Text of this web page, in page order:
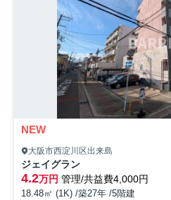
NEW
大阪市西淀川区出来島
ジェイグラン
4.2万円 管理/共益費4,000円
18.48㎡ (1K) /築27年 /5階建